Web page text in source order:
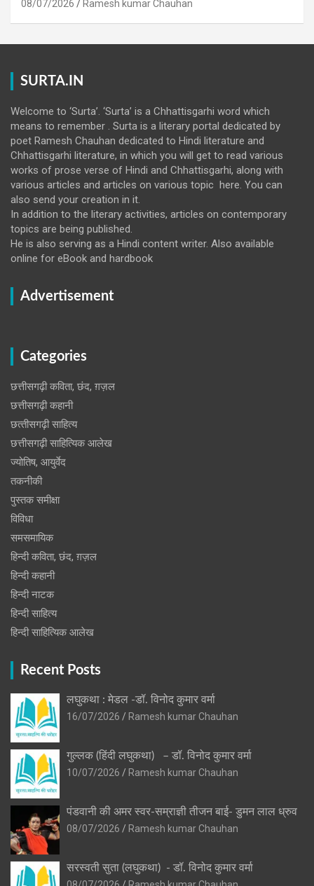
08/07/2026 Ramesh kumar Chauhan
SURTA.IN
Welcome to ‘Surta’. ‘Surta’ is a Chhattisgarhi word which
means to remember . Surta is a literary portal dedicated by
poet Ramesh Chauhan dedicated to Hindi literature and
Chhattisgarhi literature, in which you will get to read various
works of prose verse of Hindi and Chhattisgarhi, along with
various articles and articles on various topic here. You can
also send your creation in it.
In addition to the literary activities, articles on contemporary
topics are being published.
He is also serving as a Hindi content writer. Also available
online for eBook and hardbook
Advertisement
Categories
छत्तीसगढ़ी कविता, छंद, ग़ज़ल
छत्तीसगढ़ी कहानी
छत्‍तीसगढ़ी साहित्‍य
छत्तीसगढ़ी साहित्यिक आलेख
ज्योतिष, आयुर्वेद
तकनीकी
पुस्‍तक समीक्षा
विविधा
समसमायिक
हिन्दी कविता, छंद, ग़ज़ल
हिन्दी कहानी
हिन्‍दी नाटक
हिन्दी साहित्य
हिन्दी साहित्यिक आलेख
Recent Posts
लघुकथा : मेडल -डॉ. विनोद कुमार वर्मा
16/07/2026
Ramesh kumar Chauhan
गुल्लक (हिंदी लघुकथा) – डॉ. विनोद कुमार वर्मा
10/07/2026
Ramesh kumar Chauhan
पंडवानी की अमर स्वर-सम्राज्ञी तीजन बाई- डुमन लाल ध्रुव
08/07/2026
Ramesh kumar Chauhan
सरस्वती सुता (लघुकथा) ​- डॉ. विनोद कुमार वर्मा